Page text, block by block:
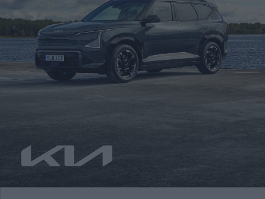
Från 100.000 kronor i
Kina – då kommer BYD
Seagull hit
Carl Undéhn
Dolphin och Seal lagts till och även suven Seal U är på väg att
börja säljas här. På hemmamarknaden Kina har BYD har ännu